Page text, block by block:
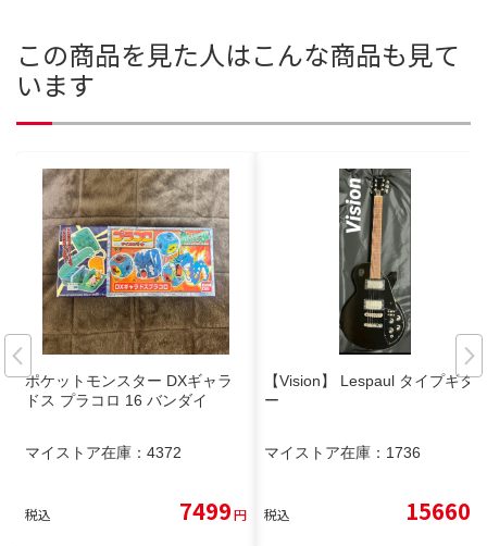
この商品を見た人はこんな商品も見て
います
ポケットモンスター DXギャラ
ドス プラコロ 16 バンダイ
マイストア在庫： 4372
税込 7499円
【Vision】 Lespaul タイプギタ
ー
マイストア在庫： 1736
税込 15660